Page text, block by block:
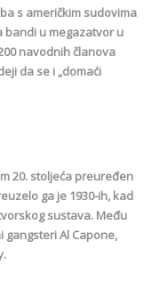
s američkim sudovima
bandi u megazatvor u
navodnih članova
da se i „domaći
20. stoljeća preuređen
ga je 1930-ih, kad
sustava. Među
Al Capone,